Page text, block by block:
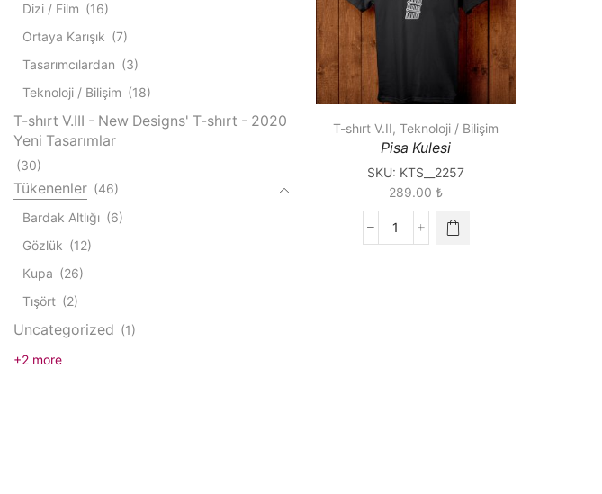
T-shırt V.II, Teknoloji / Bilişim
Pisa Kulesi
SKU: KTS__2257
289.00 ₺
Pisa
Dizi / Film (16)
Ortaya Karışık (7)
Tasarımcılardan (3)
Teknoloji / Bilişim (18)
T-shırt V.III - New Designs' T-shırt - 2020
Yeni Tasarımlar
(30)
Tükenenler (46)
Bardak Altlığı (6)
Gözlük (12)
Kupa (26)
Tışört (2)
Uncategorized (1)
+2 more